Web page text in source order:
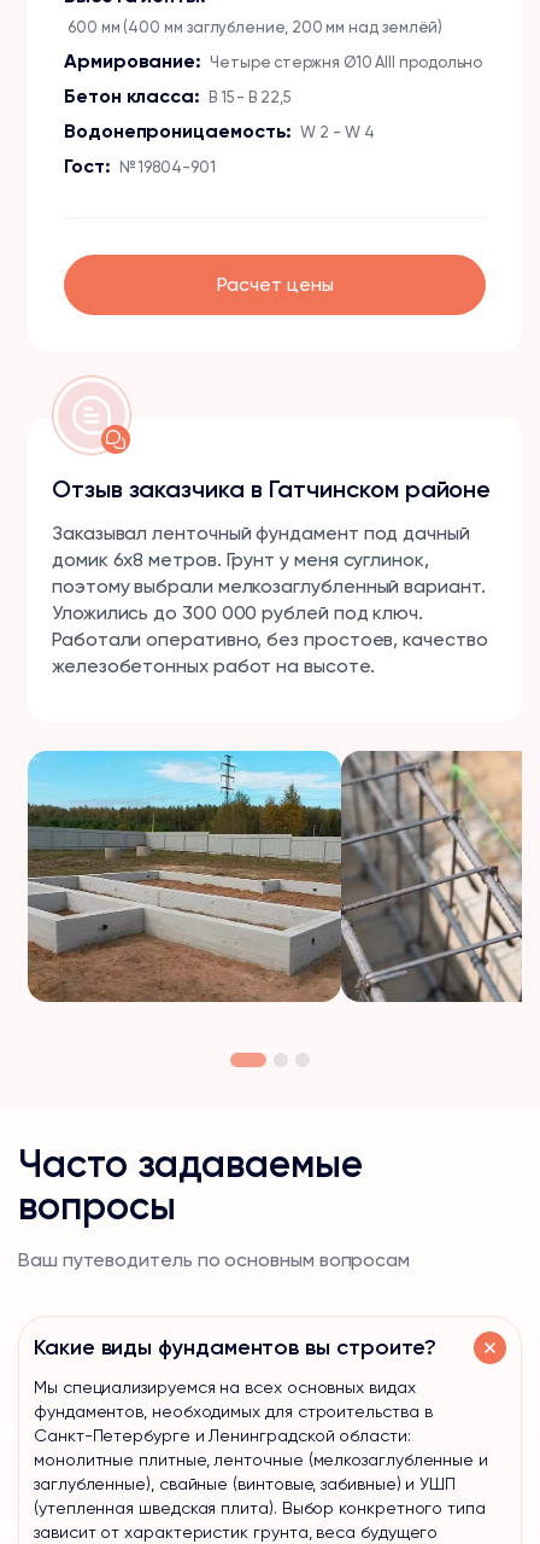
600 мм (400 мм заглубление, 200 мм над землёй)
Армирование: Четыре стержня Ø10 АIII продольно
Бетон класса: B 15 - B 22,5
Водонепроницаемость: W 2 - W 4
Гост: № 19804-901
Расчет цены
Отзыв заказчика в Гатчинском районе
Заказывал ленточный фундамент под дачный
домик 6х8 метров. Грунт у меня суглинок,
поэтому выбрали мелкозаглубленный вариант.
Уложились до 300 000 рублей под ключ.
Работали оперативно, без простоев, качество
железобетонных работ на высоте.
Часто задаваемые
вопросы
Ваш путеводитель по основным вопросам
Какие виды фундаментов вы строите?
Мы специализируемся на всех основных видах
фундаментов, необходимых для строительства в
Санкт-Петербурге и Ленинградской области:
монолитные плитные, ленточные (мелкозаглубленные и
заглубленные), свайные (винтовые, забивные) и УШП
(утепленная шведская плита). Выбор конкретного типа
зависит от характеристик грунта, веса будущего